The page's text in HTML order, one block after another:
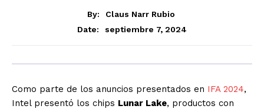
By:
Claus Narr Rubio
Date:
septiembre 7, 2024
Como parte de los anuncios presentados en IFA 2024,
Intel presentó los chips Lunar Lake, productos con